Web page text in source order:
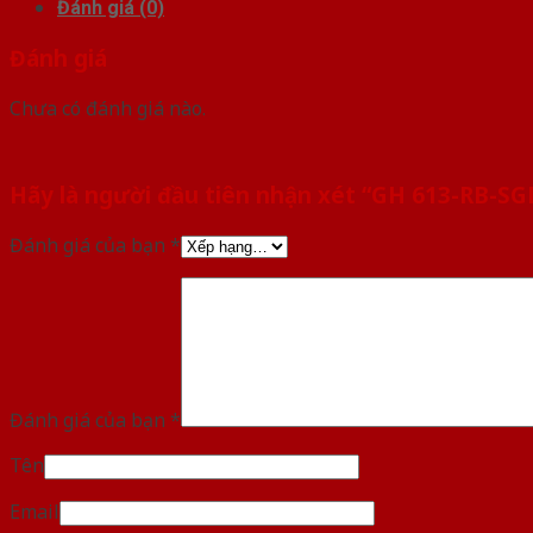
Đánh giá (0)
Đánh giá
Chưa có đánh giá nào.
Hãy là người đầu tiên nhận xét “GH 613-RB-
Đánh giá của bạn *
Đánh giá của bạn *
Tên
Email